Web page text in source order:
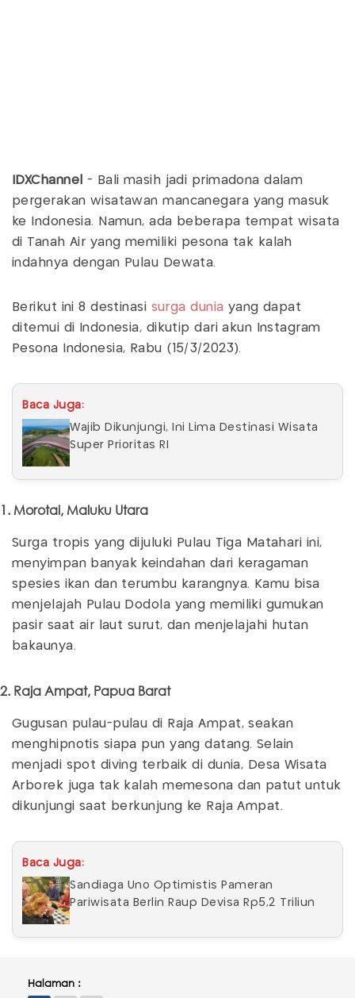
IDXChannel
- Bali masih jadi primadona dalam
pergerakan wisatawan mancanegara yang masuk
ke Indonesia. Namun, ada beberapa tempat wisata
di Tanah Air yang memiliki pesona tak kalah
indahnya dengan Pulau Dewata.
Berikut ini 8 destinasi surga dunia yang dapat
ditemui di Indonesia, dikutip dari akun Instagram
Pesona Indonesia, Rabu (15/3/2023).
Baca Juga:
Wajib Dikunjungi, Ini Lima Destinasi Wisata
Super Prioritas RI
1. Morotai, Maluku Utara
Surga tropis yang dijuluki Pulau Tiga Matahari ini,
menyimpan banyak keindahan dari keragaman
spesies ikan dan terumbu karangnya. Kamu bisa
menjelajah Pulau Dodola yang memiliki gumukan
pasir saat air laut surut, dan menjelajahi hutan
bakaunya.
2. Raja Ampat, Papua Barat
Gugusan pulau-pulau di Raja Ampat, seakan
menghipnotis siapa pun yang datang. Selain
menjadi spot diving terbaik di dunia, Desa Wisata
Arborek juga tak kalah memesona dan patut untuk
dikunjungi saat berkunjung ke Raja Ampat.
Baca Juga:
Sandiaga Uno Optimistis Pameran
Pariwisata Berlin Raup Devisa Rp5,2 Triliun
Halaman :